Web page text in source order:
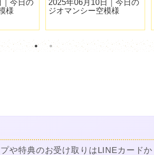
今日の
様
2025年06月10日｜今日の
ジオマンシー空模様
や特典のお受け取りはLINEカード